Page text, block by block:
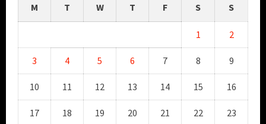
M T W T F S S
1 2
3 4 5 6 7 8 9
10 11 12 13 14 15 16
17 18 19 20 21 22 23